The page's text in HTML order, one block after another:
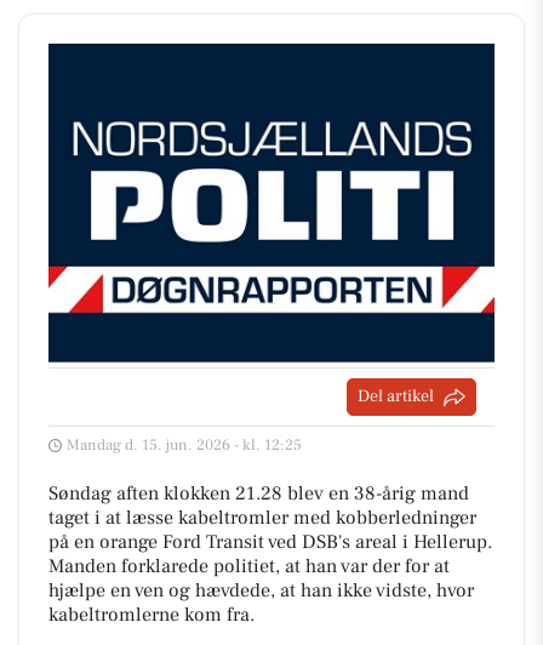
Del artikel
Mandag d. 15. jun. 2026 - kl. 12:25
Søndag aften klokken 21.28 blev en 38-årig mand
taget i at læsse kabeltromler med kobberledninger
på en orange Ford Transit ved DSB's areal i Hellerup.
Manden forklarede politiet, at han var der for at
hjælpe en ven og hævdede, at han ikke vidste, hvor
kabeltromlerne kom fra.